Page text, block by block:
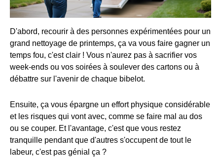
D'abord, recourir à des personnes expérimentées pour un
grand nettoyage de printemps, ça va vous faire gagner un
temps fou, c'est clair ! Vous n'aurez pas à sacrifier vos
week-ends ou vos soirées à soulever des cartons ou à
débattre sur l'avenir de chaque bibelot.
Ensuite, ça vous épargne un effort physique considérable
et les risques qui vont avec, comme se faire mal au dos
ou se couper. Et l'avantage, c'est que vous restez
tranquille pendant que d'autres s'occupent de tout le
labeur, c'est pas génial ça ?